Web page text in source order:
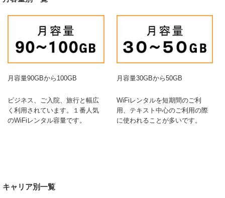
月容量90GBから100GB
ビジネス、ご入院、旅行と幅広
く利用されています。１番人気
のWiFiレンタル容量です。
月容量30GBから50GB
WiFiレンタルを短期間のご利
用、テキスト中心のご利用の際
に使われることが多いです。
キャリア別一覧